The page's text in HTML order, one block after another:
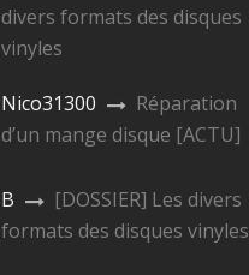
divers formats des disques
vinyles
Nico31300
Réparation
d’un mange disque [ACTU]
B
[DOSSIER] Les divers
formats des disques vinyles